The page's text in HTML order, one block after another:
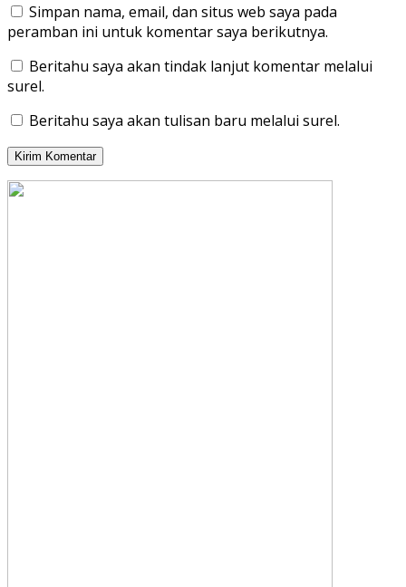
Simpan nama, email, dan situs web saya pada
peramban ini untuk komentar saya berikutnya.
Beritahu saya akan tindak lanjut komentar melalui
surel.
Beritahu saya akan tulisan baru melalui surel.